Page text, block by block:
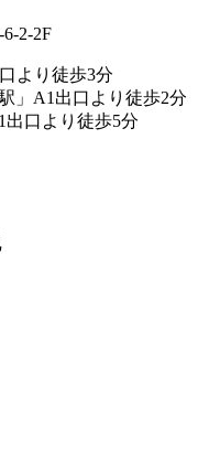
2-2F
より徒歩3分
」A1出口より徒歩2分
口より徒歩5分